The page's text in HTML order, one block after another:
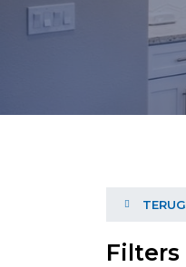
TERUG
Filters